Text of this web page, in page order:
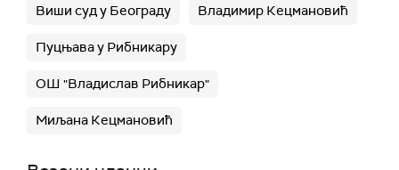
Виши суд у Београду Владимир Кецмановић
Пуцњава у Рибникару
ОШ "Владислав Рибникар"
Миљана Кецмановић